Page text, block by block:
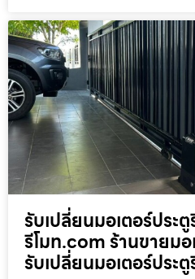
รับเปลี่ยนมอเตอร์ประ
รีโมท.com ร้านขายมอ
รับเปลี่ยนมอเตอร์ประ